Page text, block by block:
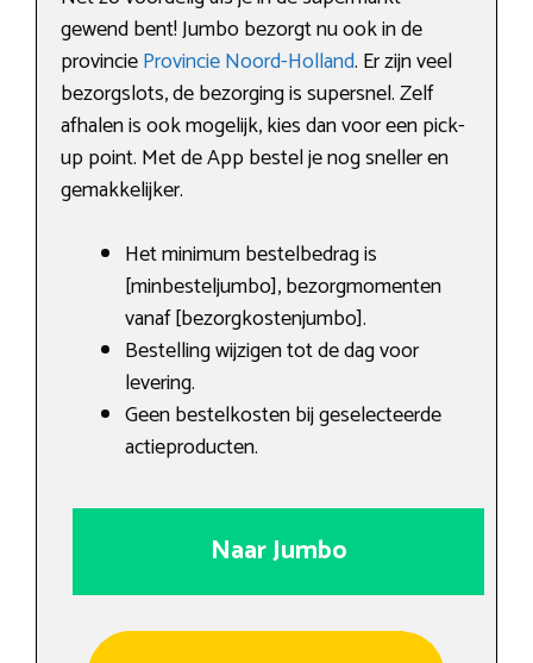
gewend bent! Jumbo bezorgt nu ook in de
provincieProvincie Noord-Holland. Er zijn veel
bezorgslots, de bezorging is supersnel. Zelf
afhalen is ook mogelijk, kies dan voor een pick-
up point. Met de App bestel je nog sneller en
gemakkelijker.
Het minimum bestelbedrag is
[minbesteljumbo], bezorgmomenten
vanaf [bezorgkostenjumbo].
Bestelling wijzigen tot de dag voor
levering.
Geen bestelkosten bij geselecteerde
actieproducten.
Naar Jumbo